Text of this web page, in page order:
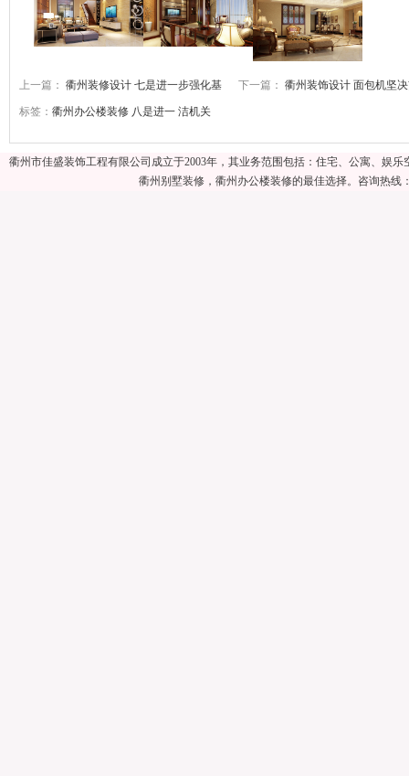
上一篇： 衢州装修设计 七是进一步强化基 下一篇： 衢州装饰设计 面包机坚
标签： 衢州办公楼装修 八是进一 洁机关
衢州市佳盛装饰工程有限公司成立于2003年，其业务范围包括：住宅、公寓、娱
衢州别墅装修，衢州办公楼装修的最佳选择。咨询热线